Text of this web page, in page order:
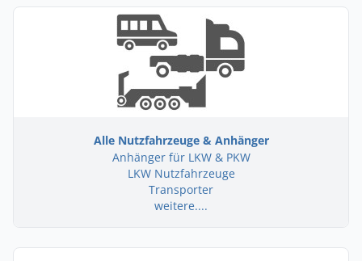
Alle Nutzfahrzeuge & Anhänger
Anhänger für LKW & PKW
LKW Nutzfahrzeuge
Transporter
weitere....